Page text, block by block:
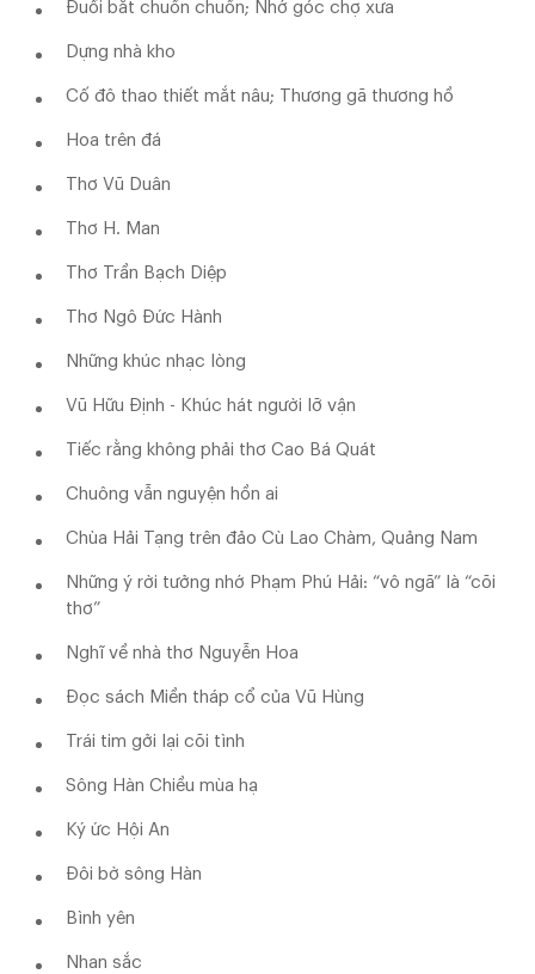
Đuổi bắt chuồn chuồn; Nhớ góc chợ xưa
Dựng nhà kho
Cố đô thao thiết mắt nâu; Thương gã thương hồ
Hoa trên đá
Thơ Vũ Duân
Thơ H. Man
Thơ Trần Bạch Diệp
Thơ Ngô Đức Hành
Những khúc nhạc lòng
Vũ Hữu Định - Khúc hát người lỡ vận
Tiếc rằng không phải thơ Cao Bá Quát
Chuông vẫn nguyện hồn ai
Chùa Hải Tạng trên đảo Cù Lao Chàm, Quảng Nam
Những ý rời tưởng nhớ Phạm Phú Hải: “vô ngã” là “cõi
thơ”
Nghĩ về nhà thơ Nguyễn Hoa
Đọc sách Miền tháp cổ của Vũ Hùng
Trái tim gởi lại cõi tình
Sông Hàn Chiều mùa hạ
Ký ức Hội An
Đôi bờ sông Hàn
Bình yên
Nhan sắc